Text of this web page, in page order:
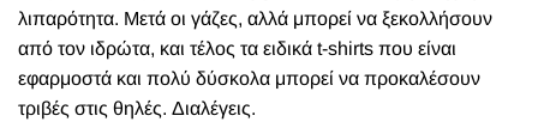
λιπαρότητα. Μετά οι γάζες, αλλά μπορεί να ξεκολλήσουν
από τον ιδρώτα, και τέλος τα ειδικά t-shirts που είναι
εφαρμοστά και πολύ δύσκολα μπορεί να προκαλέσουν
τριβές στις θηλές. Διαλέγεις.